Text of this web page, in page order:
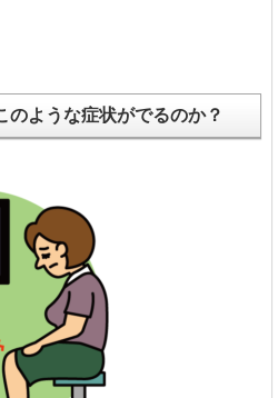
のような症状がでるのか？